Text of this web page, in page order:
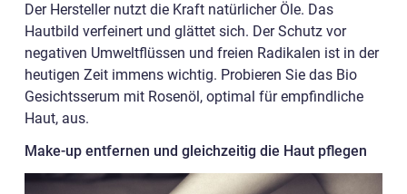
Der Hersteller nutzt die Kraft natürlicher Öle. Das
Hautbild verfeinert und glättet sich. Der Schutz vor
negativen Umweltflüssen und freien Radikalen ist in der
heutigen Zeit immens wichtig. Probieren Sie das Bio
Gesichtsserum mit Rosenöl, optimal für empfindliche
Haut, aus.
Make-up entfernen und gleichzeitig die Haut pflegen